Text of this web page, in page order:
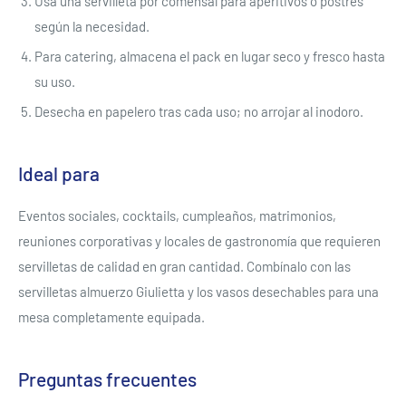
según la necesidad.
Para catering, almacena el pack en lugar seco y fresco hasta
su uso.
Desecha en papelero tras cada uso; no arrojar al inodoro.
Ideal para
Eventos sociales, cocktails, cumpleaños, matrimonios,
reuniones corporativas y locales de gastronomía que requieren
servilletas de calidad en gran cantidad. Combínalo con las
servilletas almuerzo Giulietta y los vasos desechables para una
mesa completamente equipada.
Preguntas frecuentes
Inicie sesión en su cuenta para agregar productos a su